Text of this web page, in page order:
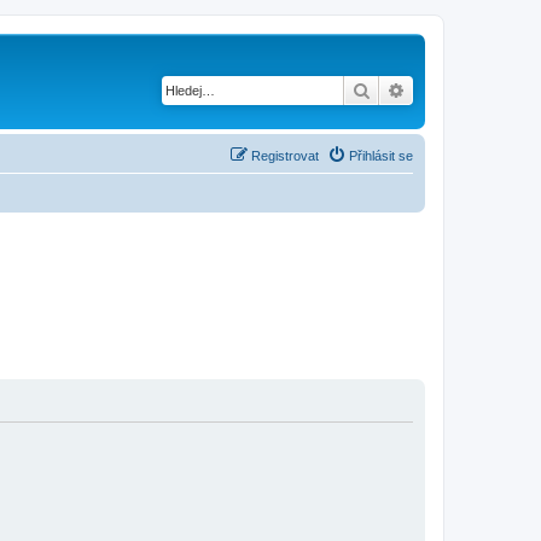
Hledat
Přihlásit se
Registrovat